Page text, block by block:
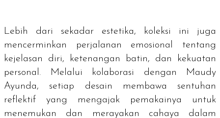
Lebih dari sekadar estetika, koleksi ini juga
mencerminkan perjalanan emosional tentang
kejelasan diri, ketenangan batin, dan kekuatan
personal. Melalui kolaborasi dengan Maudy
Ayunda, setiap desain membawa sentuhan
reflektif yang mengajak pemakainya untuk
menemukan dan merayakan cahaya dalam